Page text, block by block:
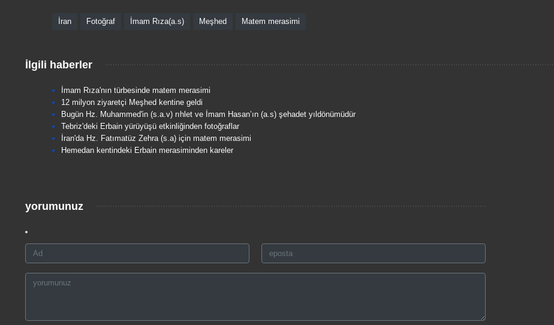
İran Fotoğraf İmam Rıza(a.s) Meşhed Matem merasimi
İlgili haberler
İmam Rıza'nın türbesinde matem merasimi
12 milyon ziyaretçi Meşhed kentine geldi
Bugün Hz. Muhammed'in (s.a.v) rıhlet ve İmam Hasan’ın (a.s) şehadet yıldönümüdür
Tebriz'deki Erbain yürüyüşü etkinliğinden fotoğraflar
İran'da Hz. Fatımatüz Zehra (s.a) için matem merasimi
Hemedan kentindeki Erbain merasiminden kareler
yorumunuz